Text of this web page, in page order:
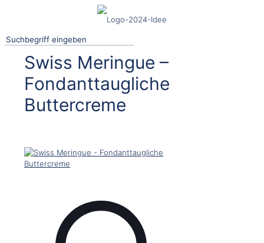
Swiss Meringue –
Fondanttaugliche
Buttercreme